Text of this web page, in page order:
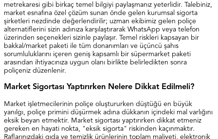
metrekaresi gibi birkaç temel bilgiyi paylaşmanız yeterlidir. Talebiniz,
market esnafına özel çözüm sunan önde gelen kurumsal sigorta
şirketleri nezdinde değerlendirilir; uzman ekibimiz gelen poliçe
alternatiflerini sizin adınıza karşılaştırarak WhatsApp veya telefon
üzerinden seçenekleri sizinle paylaşır. Temel riskleri kapsayan bir
bakkal/market paketi ile tüm donanımları ve üçüncü şahıs
sorumluluklarını içeren geniş kapsamlı bir süpermarket paketi
arasından ihtiyacınıza uygun olanı birlikte belirledikten sonra
poliçeniz düzenlenir.
Market Sigortası Yaptırırken Nelere Dikkat Edilmeli?
Market işletmecilerinin poliçe oluştururken düştüğü en büyük
yanılgı, poliçe primini düşürmek adına dükkanın içindeki mal varlığını
eksik beyan etmektir. Market sigortası yaptırırken dikkat etmeniz
gereken en hayati nokta, "eksik sigorta" riskinden kaçınmaktır.
Raflarınızdaki gıda ve temizlik ürünlerinin toplam maliyeti, elektronik